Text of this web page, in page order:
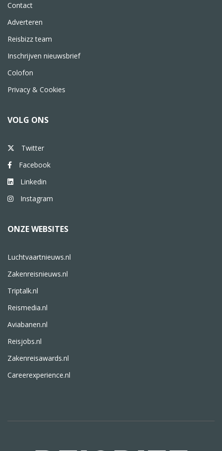
Contact
Adverteren
Reisbizz team
Inschrijven nieuwsbrief
Colofon
Privacy & Cookies
VOLG ONS
Twitter
Facebook
Linkedin
Instagram
ONZE WEBSITES
Luchtvaartnieuws.nl
Zakenreisnieuws.nl
Triptalk.nl
Reismedia.nl
Aviabanen.nl
Reisjobs.nl
Zakenreisawards.nl
Careerexperience.nl